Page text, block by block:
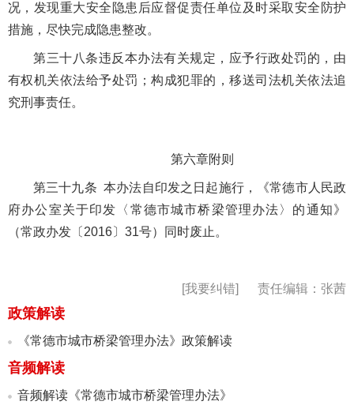
况，发现重大安全隐患后应督促责任单位及时采取安全防护
措施，尽快完成隐患整改。
第三十八条违反本办法有关规定，应予行政处罚的，由
有权机关依法给予处罚；构成犯罪的，移送司法机关依法追
究刑事责任。
第六章附则
第三十九条 本办法自印发之日起施行，《常德市人民政
府办公室关于印发〈常德市城市桥梁管理办法〉的通知》
（常政办发〔2016〕31号）同时废止。
[我要纠错] 责任编辑：张茜
政策解读
《常德市城市桥梁管理办法》政策解读
音频解读
音频解读《常德市城市桥梁管理办法》